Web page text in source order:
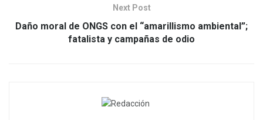
Next Post
Daño moral de ONGS con el “amarillismo ambiental”;
fatalista y campañas de odio